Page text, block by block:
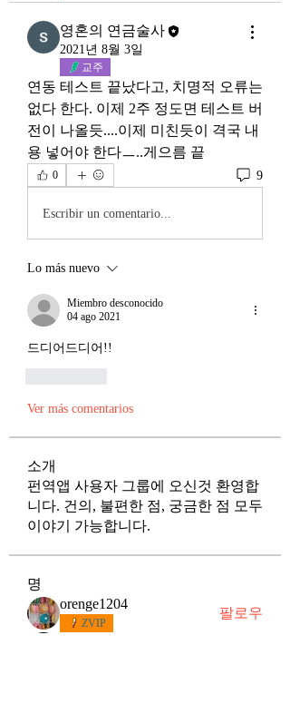
영혼의 연금술사
2021년 8월 3일
교주
연동 테스트 끝났다고, 치명적 오류는
없다 한다. 이제 2주 정도면 테스트 버
전이 나올듯....이제 미친듯이 격국 내
용 넣어야 한다ㅡ..게으름 끝
0 9
Escribir un comentario...
Lo más nuevo
Miembro desconocido
04 ago 2021
드디어드디어!!
Ver más comentarios
소개
펀역앱 사용자 그룹에 오신것 환영합
니다. 건의, 불편한 점, 궁금한 점 모두
이야기 가능합니다.
명
orenge1204
ZVIP
팔로우